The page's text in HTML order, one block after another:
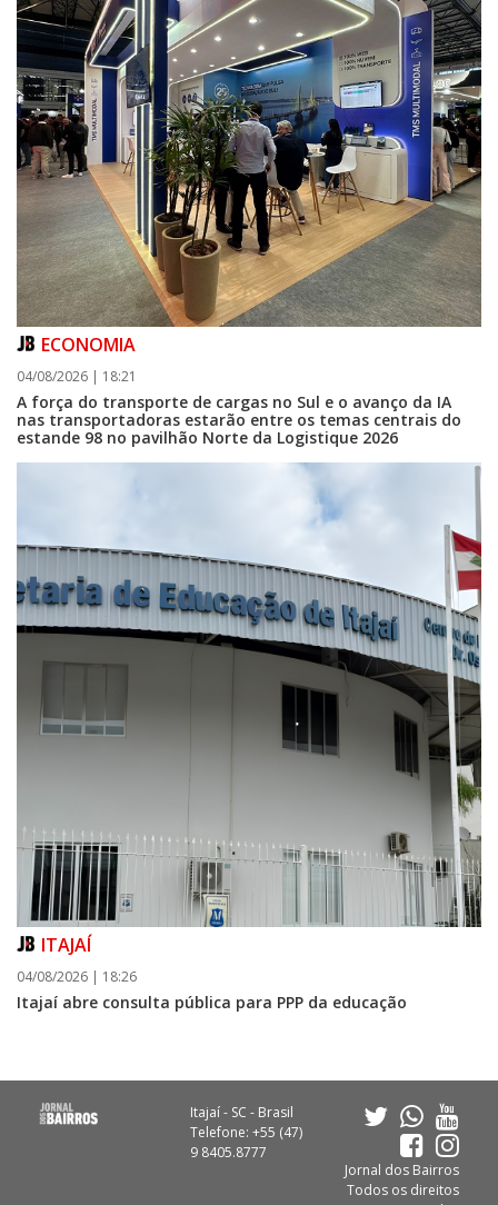
ECONOMIA
04/08/2026 | 18:21
A força do transporte de cargas no Sul e o avanço da IA
nas transportadoras estarão entre os temas centrais do
estande 98 no pavilhão Norte da Logistique 2026
ITAJAÍ
04/08/2026 | 18:26
Itajaí abre consulta pública para PPP da educação
Itajaí - SC - Brasil
Telefone: +55 (47)
9 8405.8777
Jornal dos Bairros
Todos os direitos